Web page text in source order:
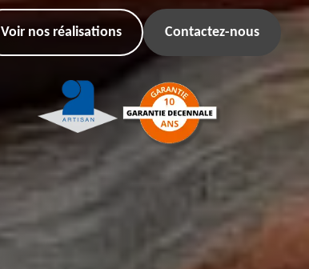
Voir nos réalisations Contactez-nous